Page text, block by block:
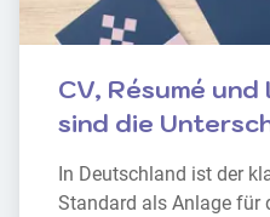
CV, Résumé
sind die
In Deutschland ist der
Standard als Anlage für